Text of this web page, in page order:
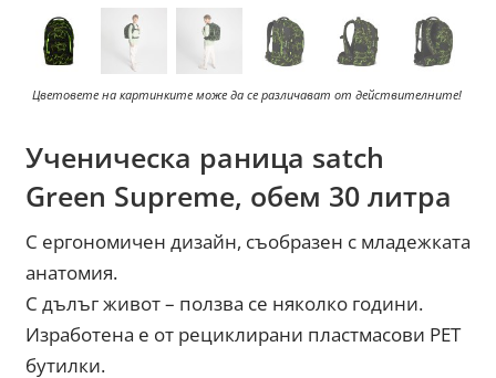
Цветовете на картинките може да се различават от действителните!
Ученическа раница satch
Green Supreme, обем 30 литра
С ергономичен дизайн, съобразен с младежката
анатомия.
С дълъг живот – ползва се няколко години.
Изработена е от рециклирани пластмасови PET
бутилки.